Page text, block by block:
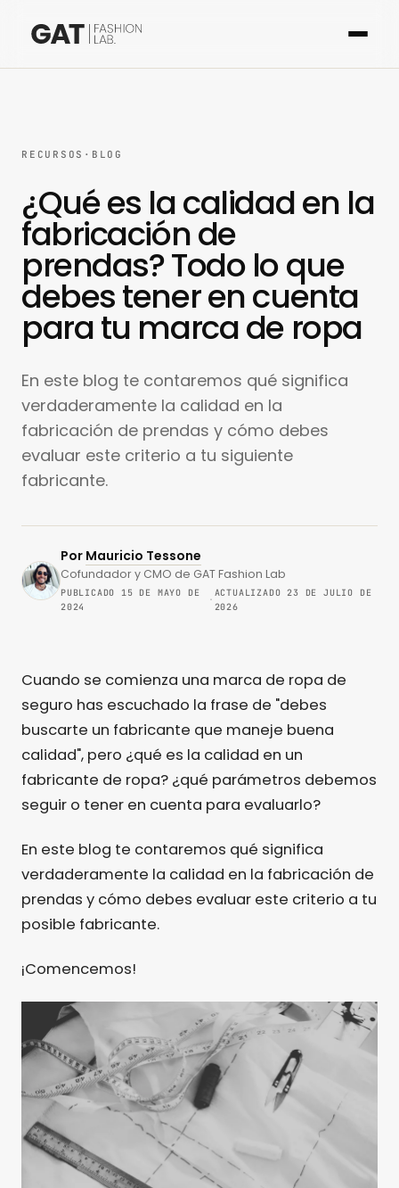
RECURSOS · BLOG
¿Qué es la calidad en la
fabricación de
prendas? Todo lo que
debes tener en cuenta
para tu marca de ropa
En este blog te contaremos qué significa
verdaderamente la calidad en la
fabricación de prendas y cómo debes
evaluar este criterio a tu siguiente
fabricante.
Por Mauricio Tessone
Cofundador y CMO de GAT Fashion Lab
PUBLICADO 15 DE MAYO DE
2024
·
ACTUALIZADO 23 DE JULIO DE
2026
Cuando se comienza una marca de ropa de
seguro has escuchado la frase de "debes
buscarte un fabricante que maneje buena
calidad", pero ¿qué es la calidad en un
fabricante de ropa? ¿qué parámetros debemos
seguir o tener en cuenta para evaluarlo?
En este blog te contaremos qué significa
verdaderamente la calidad en la fabricación de
prendas y cómo debes evaluar este criterio a tu
posible fabricante.
¡Comencemos!